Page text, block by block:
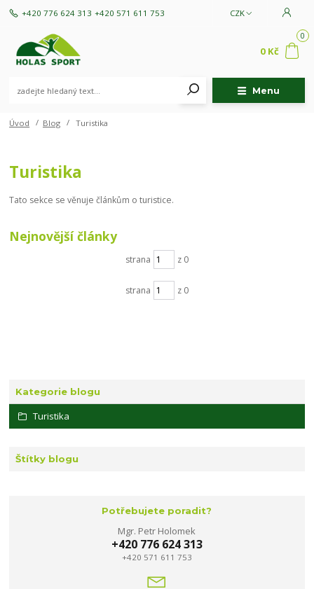
Menu
CZK
+420 776 624 313 +420 571 611 753
0
0 Kč
Úvod Blog Turistika
Kategorie blogu
Turistika
Štítky blogu
Potřebujete poradit?
Mgr. Petr Holomek
+420 776 624 313
+420 571 611 753
Turistika
Tato sekce se věnuje článkům o turistice.
Nejnovější články
strana z 0
strana z 0